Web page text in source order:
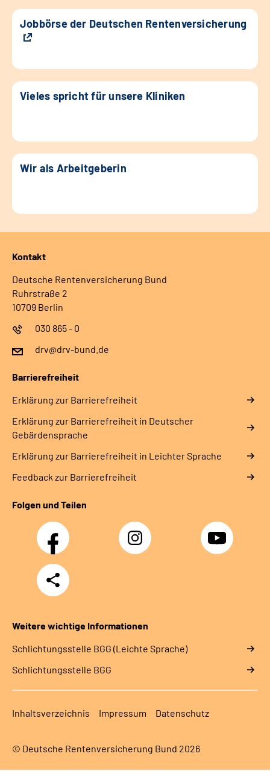
Jobbörse der Deutschen Rentenversicherung
Vieles spricht für unsere Kliniken
Wir als Arbeitgeberin
Kontakt
Deutsche Rentenversicherung Bund
Ruhrstraße 2
10709 Berlin
030 865 - 0
drv@drv-bund.de
Barrierefreiheit
Erklärung zur Barrierefreiheit
Erklärung zur Barrierefreiheit in Deutscher
Gebärdensprache
Erklärung zur Barrierefreiheit in Leichter Sprache
Feedback zur Barrierefreiheit
Folgen und Teilen
Facebook Instagram YouTube
Teilen
Weitere wichtige Informationen
Schlich­tungs­stel­le BGG (Leichte Sprache)
Schlich­tungs­stel­le BGG
Inhaltsverzeichnis Impressum Datenschutz
© Deutsche Rentenversicherung Bund 2026